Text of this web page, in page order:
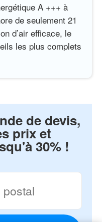
A +++ à
de seulement 21
d’air efficace, le
les plus complets
de devis,
prix et
30% !